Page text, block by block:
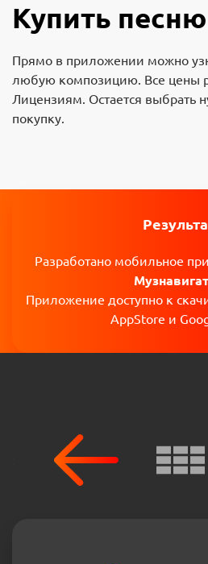
Купить песню
Прямо в приложении можно
любую композицию. Все цены
Лицензиям. Остается выбрать
покупку.
Разработано мобильное
Приложение доступно к
AppStore и